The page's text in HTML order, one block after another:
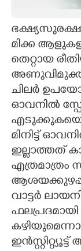
മിക്ക
തെറ്റായ
ചിലർ
ഓവനിൽ
മിനിട്ട്
ഇല്ലാത്തത്
എത്രമാത്രം
വാട്ടർ